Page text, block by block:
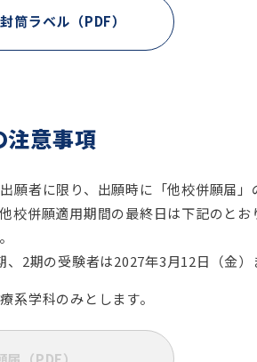
筒ラベル（PDF）
注意事項
出願者に限り、出願時に「他校併願届
校併願適用期間の最終日は下記のと
、2期の受験者は2027年3月12日（金）
系学科のみとします。